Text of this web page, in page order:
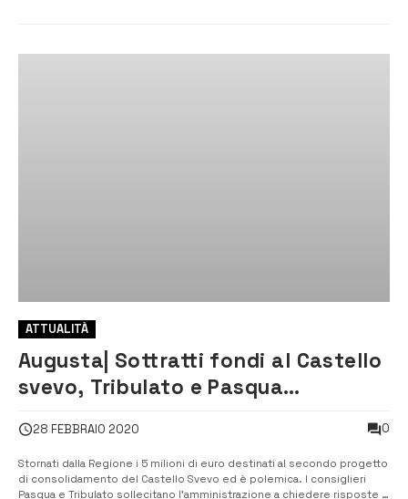
ATTUALITÀ
Augusta| Sottratti fondi al Castello
svevo, Tribulato e Pasqua
28 FEBBRAIO 2020 0
Stornati dalla Regione i 5 milioni di euro destinati al secondo progetto
di consolidamento del Castello Svevo ed è polemica. I consiglieri
Pasqua e Tribulato sollecitano l’amministrazione a chiedere risposte al